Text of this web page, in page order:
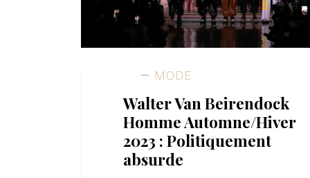
MODE
Walter Van Beirendock
Homme Automne/Hiver
2023 : Politiquement
absurde